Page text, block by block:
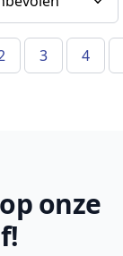
pagina)
3 4
onze